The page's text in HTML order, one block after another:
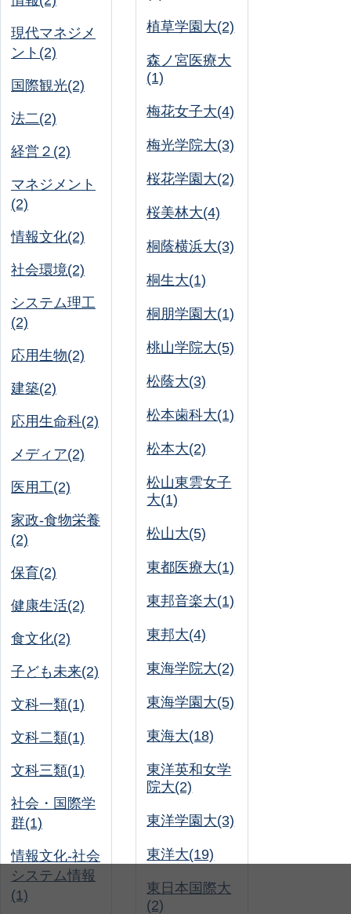
現代マネジメ
ント(2)
国際観光(2)
法二(2)
経営２(2)
マネジメント
(2)
情報文化(2)
社会環境(2)
システム理工
(2)
応用生物(2)
建築(2)
応用生命科(2)
メディア(2)
医用工(2)
家政-食物栄養
(2)
保育(2)
健康生活(2)
食文化(2)
子ども未来(2)
文科一類(1)
文科二類(1)
文科三類(1)
社会・国際学
群(1)
情報文化-社会
システム情報
(1)
植草学園大(2)
森ノ宮医療大
(1)
梅花女子大(4)
梅光学院大(3)
桜花学園大(2)
桜美林大(4)
桐蔭横浜大(3)
桐生大(1)
桐朋学園大(1)
桃山学院大(5)
松蔭大(3)
松本歯科大(1)
松本大(2)
松山東雲女子
大(1)
松山大(5)
東都医療大(1)
東邦音楽大(1)
東邦大(4)
東海学院大(2)
東海学園大(5)
東海大(18)
東洋英和女学
院大(2)
東洋学園大(3)
東洋大(19)
東日本国際大
(2)